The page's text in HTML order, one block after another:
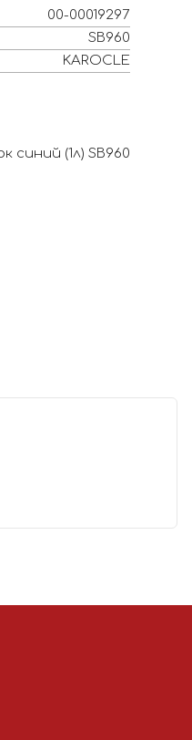
00-00019297
SB960
KAROCLE
(1л) SB960